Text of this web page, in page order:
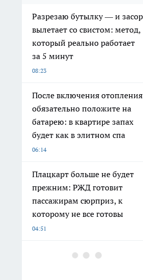
Разрезаю бутылку — и засор
вылетает со свистом: метод,
который реально работает
за 5 минут
08:23
После включения отопления
обязательно положите на
батарею: в квартире запах
будет как в элитном спа
06:14
Плацкарт больше не будет
прежним: РЖД готовит
пассажирам сюрприз, к
которому не все готовы
04:51
Огородные работы надо